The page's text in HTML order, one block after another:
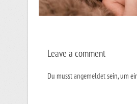
Leave a comment
Du musstangemeldetsein, um